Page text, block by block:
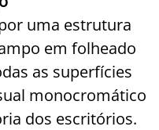
uma estrutura
em folheado
as superfícies
monocromático
dos escritórios.